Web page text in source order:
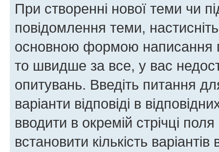
При створенні нової теми чи
повідомлення теми,
основною формою написання
то швидше за все, у вас
опитувань. Введіть питання
варіанти відповіді в
вводити в окремій стрічці
встановити кількість